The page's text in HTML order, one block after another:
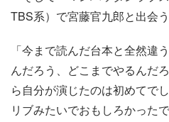
TBS系）で宮藤官九郎と出会う
「今まで読んだ台本と全然違
んだろう、どこまでやるんだ
ら自分が演じたのは初めてで
リブみたいでおもしろかったで